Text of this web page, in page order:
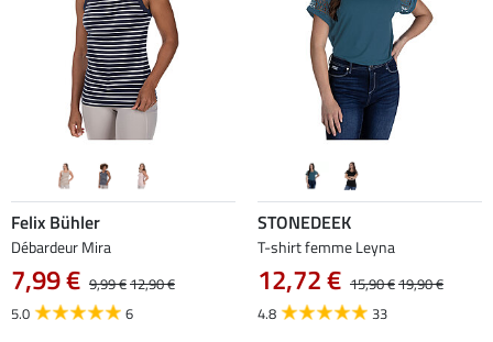
Felix Bühler
Débardeur Mira
7,99 € 9,99 €12,90 €
5.0
6
STONEDEEK
T-shirt femme Leyna
12,72 € 15,90 €19,90 €
4.8
33